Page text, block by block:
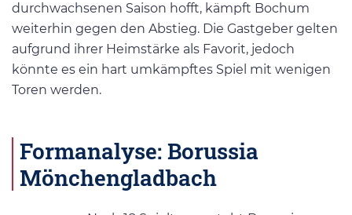
durchwachsenen Saison hofft, kämpft Bochum
weiterhin gegen den Abstieg. Die Gastgeber gelten
aufgrund ihrer Heimstärke als Favorit, jedoch
könnte es ein hart umkämpftes Spiel mit wenigen
Toren werden.
Formanalyse: Borussia
Mönchengladbach